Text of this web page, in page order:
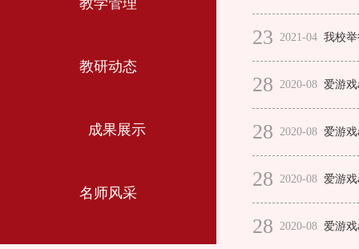
教学管理
教研动态
成果展示
名师风采
23 2021-04 我校
28 2020-08 爱游
28 2020-08 爱游
28 2020-08 爱游
28 2020-08 爱游